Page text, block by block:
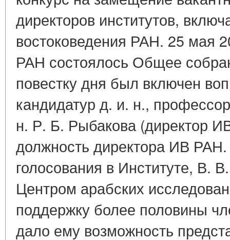
директоров институтов,
востоковедения РАН. 25 мая
РАН состоялось Общее
повестку дня был включен
кандидатур д. и. н.,
н. Р. Б. Рыбакова (директор
должность директора ИВ
голосования в Институте, В.
Центром арабских
поддержку более половины
дало ему возможность